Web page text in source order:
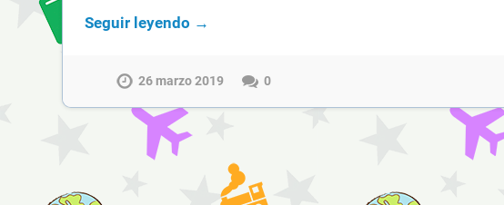
Seguir leyendo →
26 marzo 2019 0